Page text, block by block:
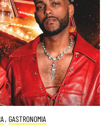
, GASTRONOMIA